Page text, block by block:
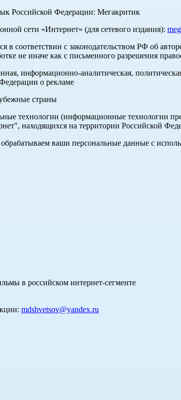
Российской Федерации: Мегакритик
сети «Интернет» (для сетевого издания):
в соответствии с законодательством РФ об
не иначе как с письменного разрешения
информационно-аналитическая,
о рекламе
страны
технологии (информационные технологии
находящихся на территории Российской
ваши персональные данные с
в российском интернет-сегменте
mdshvetsov@yandex.ru